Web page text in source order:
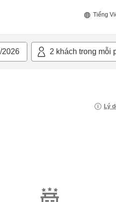
Tiếng
2026 2 khách trong mỗi
Lý